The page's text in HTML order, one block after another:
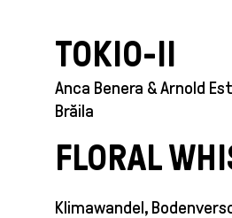
TOKIO-II
Anca Benera & Arnold
Brăila
FLORAL
Klimawandel,